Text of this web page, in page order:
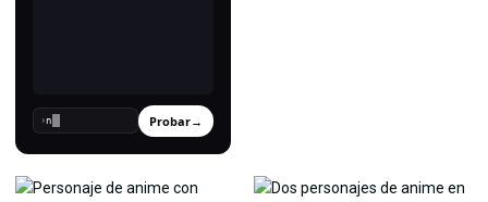
› Probar→